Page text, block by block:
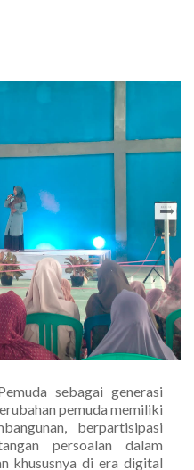
sebagai generasi
pemuda memiliki
berpartisipasi
persoalan dalam
khususnya di era digital